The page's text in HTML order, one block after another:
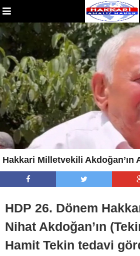
Hakkari Milletvekili Akdoğan’ın
HDP 26. Dönem
Nihat Akdoğan’ın
Hamit Tekin tedavi